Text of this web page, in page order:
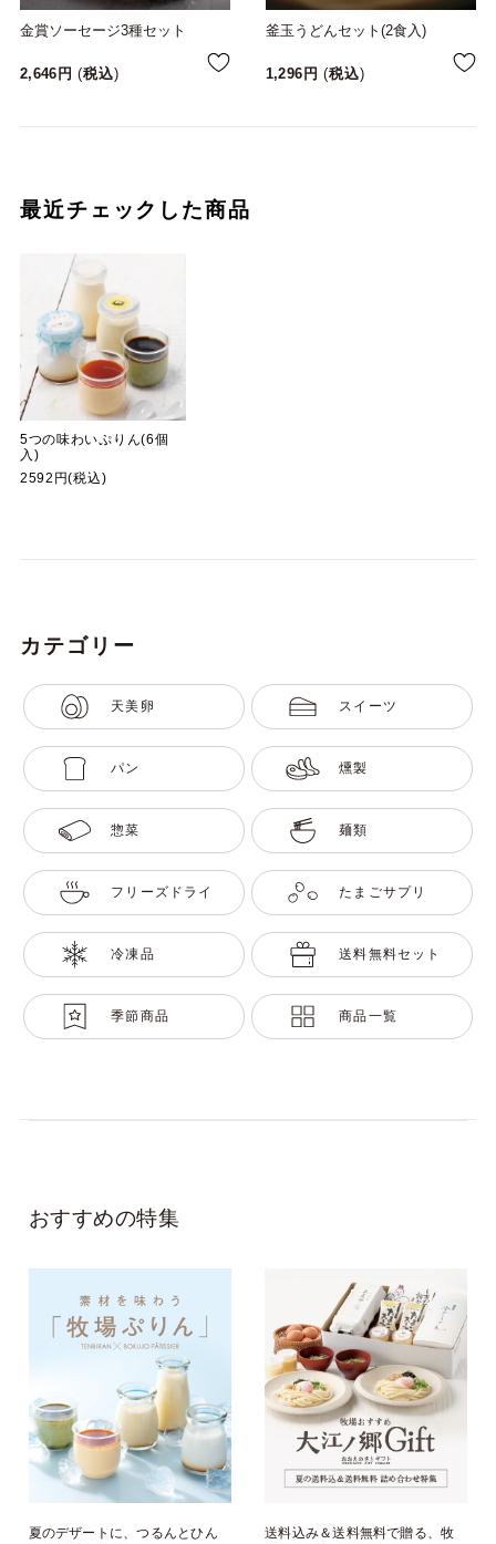
金賞ソーセージ3種セット
2,646 税込
釜玉うどんセット(2食入)
1,296 税込
最近チェックした商品
5つの味わいぷりん(6個
入)
2592円(税込)
カテゴリー
天美卵 スイーツ
パン 燻製
惣菜 麺類
フリーズドライ たまごサプリ
冷凍品 送料無料セット
季節商品 商品一覧
おすすめの特集
夏のデザートに、つるんとひん
送料込み＆送料無料で贈る、牧